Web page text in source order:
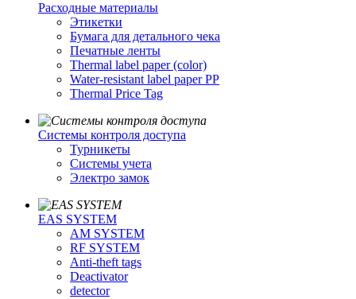
Расходные материалы
Этикетки
Бумага для детального чека
Печатные ленты
Thermal label paper (color)
Water-resistant label paper PP
Thermal Price Tag
Системы контроля доступа
Турникеты
Cистемы учета
Электро замок
EAS SYSTEM
AM SYSTEM
RF SYSTEM
Anti-theft tags
Deactivator
detector